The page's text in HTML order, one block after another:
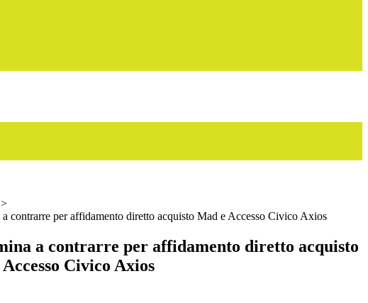
>
contrarre per affidamento diretto acquisto Mad e Accesso Civico Axios
a contrarre per affidamento diretto acquisto
Civico Axios